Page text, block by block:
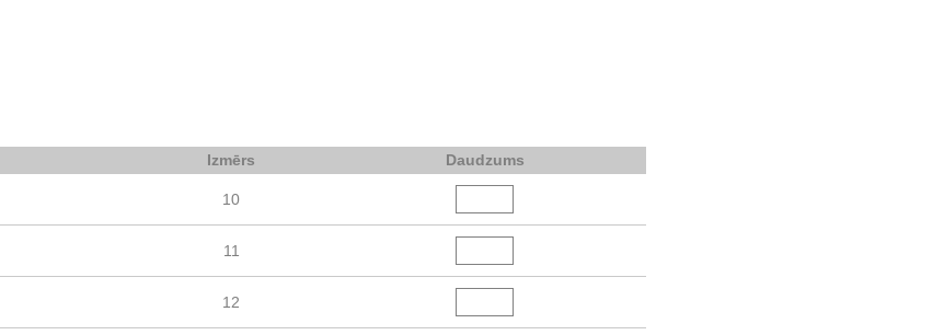
Izmērs Daudzums
10
11
12